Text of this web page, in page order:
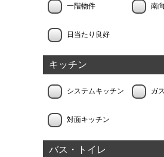
一階物件 南
日当たり良好
キッチン
システムキッチン ガ
対面キッチン
バス・トイレ